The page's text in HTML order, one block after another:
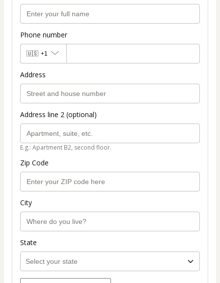
Phone number
🇺🇸 +1
Address
Address line 2 (optional)
E.g.: Apartment B2, second floor.
Zip Code
City
State